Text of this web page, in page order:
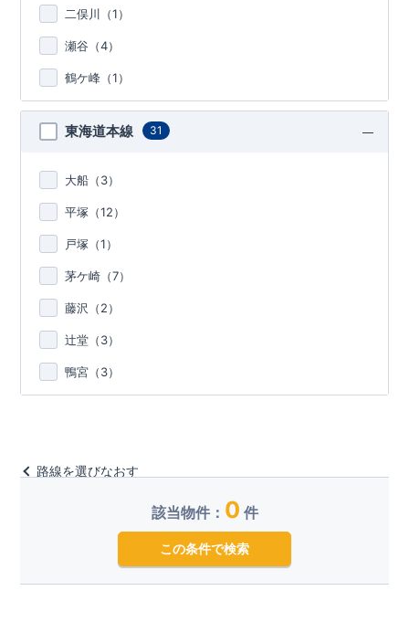
二俣川（1）
瀬谷（4）
鶴ケ峰（1）
東海道本線 31
大船（3）
平塚（12）
戸塚（1）
茅ケ崎（7）
藤沢（2）
辻堂（3）
鴨宮（3）
路線を選びなおす
該当物件： 0 件
この条件で検索